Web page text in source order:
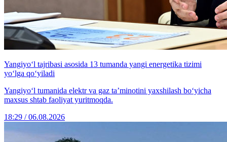
Yangiyo‘l tajribasi asosida 13 tumanda yangi energetika tizimi
yo‘lga qo‘yiladi
Yangiyo‘l tumanida elektr va gaz ta’minotini yaxshilash bo‘yicha
maxsus shtab faoliyat yuritmoqda.
18:29 / 06.08.2026